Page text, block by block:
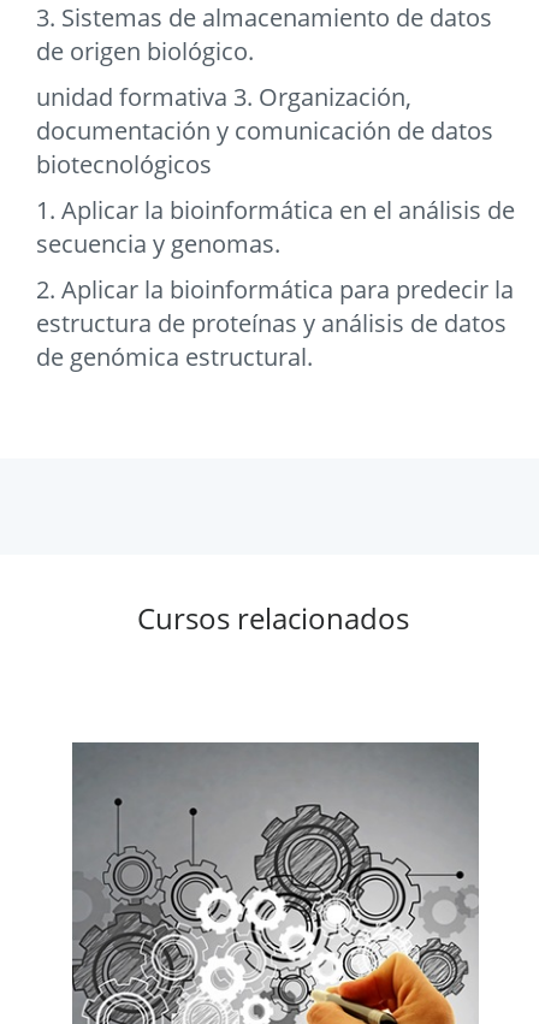
3. Sistemas de almacenamiento de datos
de origen biológico.
unidad formativa 3. Organización,
documentación y comunicación de datos
biotecnológicos
1. Aplicar la bioinformática en el análisis de
secuencia y genomas.
2. Aplicar la bioinformática para predecir la
estructura de proteínas y análisis de datos
de genómica estructural.
Cursos relacionados